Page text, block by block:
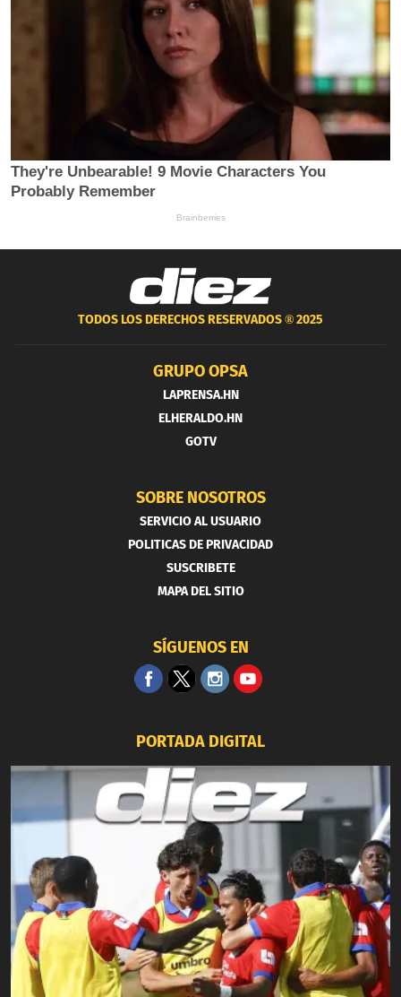
TODOS LOS DERECHOS RESERVADOS ®2025
GRUPO OPSA
LAPRENSA.HN
ELHERALDO.HN
GOTV
SOBRE NOSOTROS
SERVICIO AL USUARIO
POLITICAS DE PRIVACIDAD
SUSCRIBETE
MAPA DEL SITIO
SÍGUENOS EN
PORTADA DIGITAL